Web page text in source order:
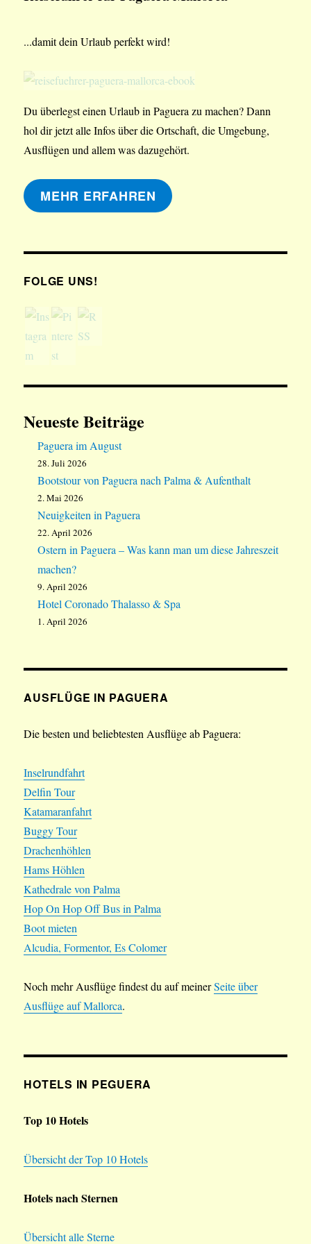
...damit dein Urlaub perfekt wird!
Du überlegst einen Urlaub in Paguera zu machen? Dann
hol dir jetzt alle Infos über die Ortschaft, die Umgebung,
Ausflügen und allem was dazugehört.
MEHR ERFAHREN
FOLGE UNS!
Neueste Beiträge
Paguera im August
28. Juli 2026
Bootstour von Paguera nach Palma & Aufenthalt
2. Mai 2026
Neuigkeiten in Paguera
22. April 2026
Ostern in Paguera – Was kann man um diese Jahreszeit
machen?
9. April 2026
Hotel Coronado Thalasso & Spa
1. April 2026
AUSFLÜGE IN PAGUERA
Die besten und beliebtesten Ausflüge ab Paguera:
Inselrundfahrt
Delfin Tour
Katamaranfahrt
Buggy Tour
Drachenhöhlen
Hams Höhlen
Kathedrale von Palma
Hop On Hop Off Bus in Palma
Boot mieten
Alcudia, Formentor, Es Colomer
Noch mehr Ausflüge findest du auf meinerSeite über
Ausflüge auf Mallorca.
HOTELS IN PEGUERA
Top 10 Hotels
Übersicht der Top 10 Hotels
Hotels nach Sternen
Übersicht alle Sterne